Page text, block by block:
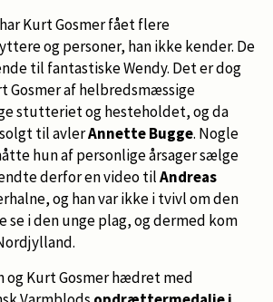
Kurt Gosmer fået flere
og personer, han ikke kender. De
til fantastiske Wendy. Det er dog
Gosmer af helbredsmæssige
stutteriet og hesteholdet, og da
til avlerAnnette Bugge. Nogle
hun af personlige årsager sælge
derfor en video tilAndreas
og han var ikke i tvivl om den
se i den unge plag, og dermed kom
og Kurt Gosmer hædret med